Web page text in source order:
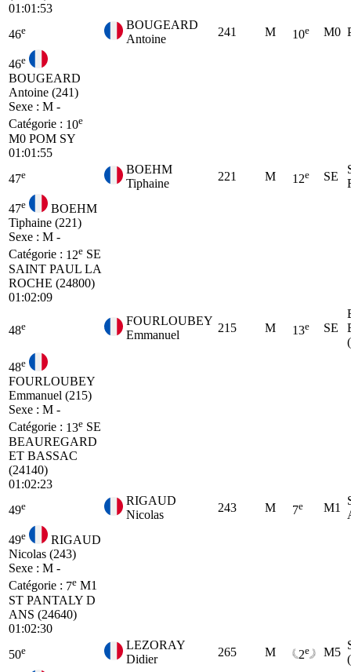
01:01:53
46e
BOUGEARD
Antoine
241 M 10e M0
46e
BOUGEARD
Antoine (241)
Sexe : M -
Catégorie : 10e
M0 POM SY
01:01:55
47e
BOEHM
Tiphaine
221 M 12e SE
47e
BOEHM
Tiphaine (221)
Sexe : M -
Catégorie : 12e SE
SAINT PAUL LA
ROCHE (24800)
01:02:09
48e
FOURLOUBEY
Emmanuel
215 M 13e SE
48e
FOURLOUBEY
Emmanuel (215)
Sexe : M -
Catégorie : 13e SE
BEAUREGARD
ET BASSAC
(24140)
01:02:23
49e
RIGAUD
Nicolas
243 M 7e M1
49e
RIGAUD
Nicolas (243)
Sexe : M -
Catégorie : 7e M1
ST PANTALY D
ANS (24640)
01:02:30
50e
LEZORAY
Didier
265 M 2e M5